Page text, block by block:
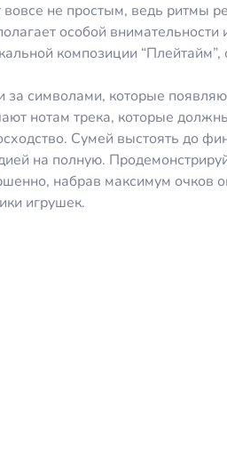
вовсе не простым, ведь ритмы
особой
композиции
за символами, которые
нотам трека, которые
Сумей выстоять до
на полную.
набрав максимум очков
игрушек.